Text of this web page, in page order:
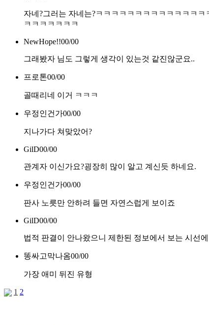
자네?그러는 자네는?ㅋㅋㅋㅋㅋㅋㅋㅋㅋㅋㅋㅋㅋ
ㅋㅋㅋㅋㅋㅋㅋ
NewHope!!00/00
그래봤자 님도 그렇게 생각이 있는것 같진않군요..
프로톤00/00
골때리네 이거 ㅋㅋㅋ
우정인건가00/00
지나가다 쳐맞았어?
GilD00/00
관계자 이신가요?굉장히 많이 알고 계신듯 하네요.
우정인건가00/00
판사 노릇만 안하려 들면 자연스럽게 보이죠
GilD00/00
법적 판결이 안나왔으니 제한된 정보에서 보는 시선
똥싸고막나옴00/00
가장 애미 뒤진 유형
1 2